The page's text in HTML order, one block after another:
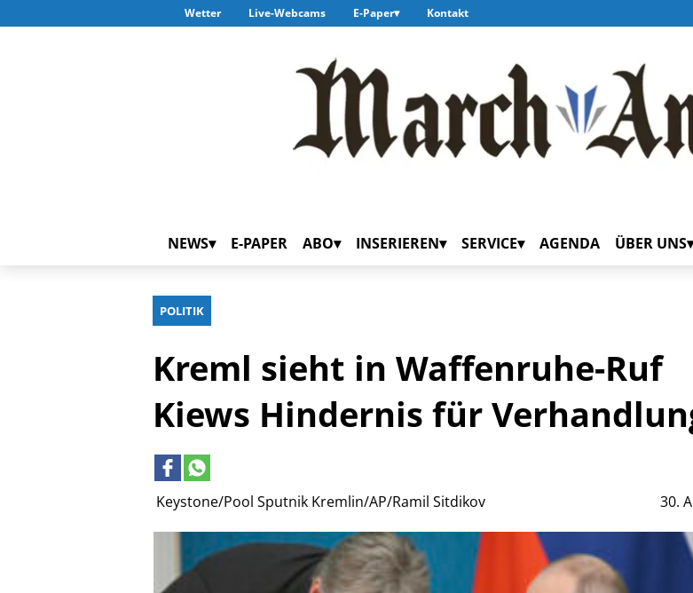
Wetter Live-Webcams E-Paper Kontakt
NEWS E-PAPER ABO INSERIEREN SERVICE AGENDA ÜBER UNS
POLITIK
Keystone/Pool Sputnik Kremlin/AP/Ramil Sitdikov 30.
Kreml sieht in Waffenruhe-Ruf
Kiews Hindernis für